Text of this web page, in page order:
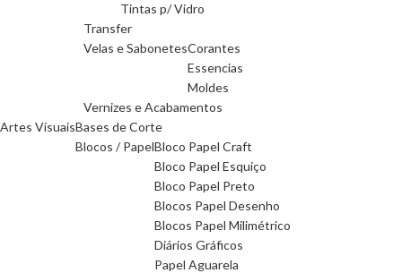
Tintas p/ Vidro
Transfer
Velas e SabonetesCorantes
Essencias
Moldes
Vernizes e Acabamentos
Artes VisuaisBases de Corte
Blocos / PapelBloco Papel Craft
Bloco Papel Esquiço
Bloco Papel Preto
Blocos Papel Desenho
Blocos Papel Milimétrico
Diários Gráficos
Papel Aguarela